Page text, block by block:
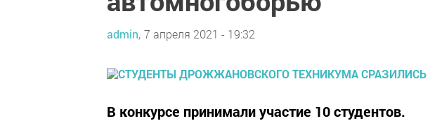
admin, 7 апреля 2021 - 19:32
В конкурсе принимали участие 10 студентов.